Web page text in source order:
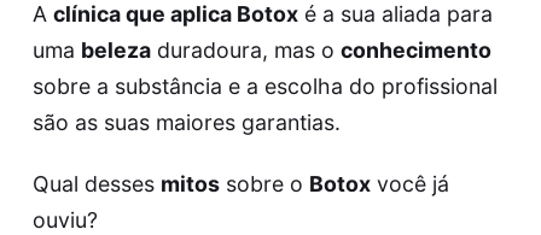
A clínica que aplica Botoxé a sua aliada para
uma belezaduradoura, mas o conhecimento
sobre a substância e a escolha do profissional
são as suas maiores garantias.
Qual desses mitossobre o Botoxvocê já
ouviu?